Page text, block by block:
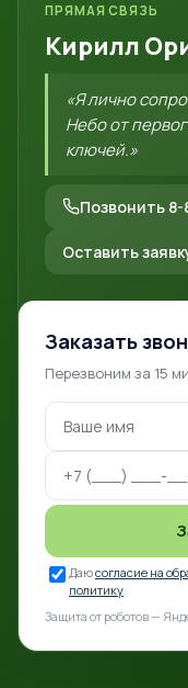
ПРЯМАЯ СВЯЗЬ
Кирилл
«Я лично
Небо от
ключей.»
Позвонить
Оставить
Заказать
Перезвоним за 15
Даюсогласие на
политику
Защита от роботов —